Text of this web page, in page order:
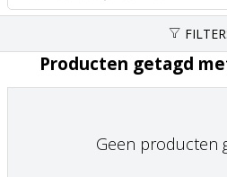
Producten getagd
Geen producten